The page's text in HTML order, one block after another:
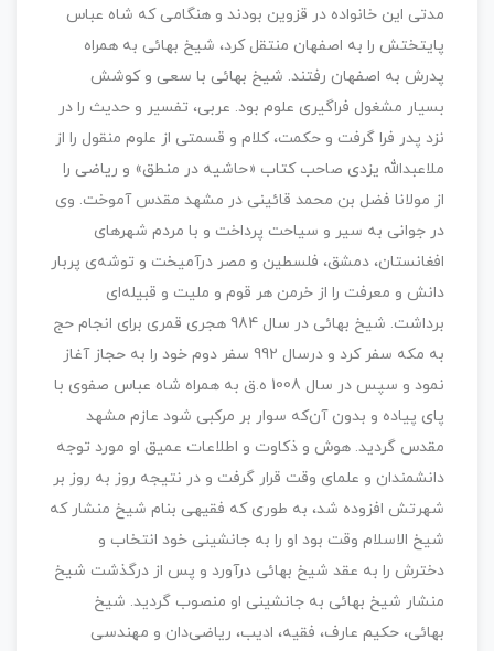
مدتی این خانواده در قزوین بودند و هنگامی که شاه عباس
پایتختش را به اصفهان منتقل کرد، شیخ بهائی به همراه
پدرش به اصفهان رفتند. شیخ بهائی با سعی و کوشش
بسیار مشغول فراگیری علوم بود. عربی، تفسیر و حدیث را در
نزد پدر فرا گرفت و حکمت، کلام و قسمتی از علوم منقول را از
ملاعبدالله یزدی صاحب کتاب «حاشیه در منطق» و ریاضی را
از مولانا فضل بن محمد قائینی در مشهد مقدس آموخت. وی
در جوانی به سیر و سیاحت پرداخت و با مردم شهرهای
افغانستان، دمشق، فلسطین و مصر درآمیخت و توشه‌ی پربار
دانش و معرفت را از خرمن هر قوم و ملیت و قبیله‌ای
برداشت. شیخ بهائی در سال 984 هجری قمری برای انجام حج
به مکه سفر کرد و درسال 992 سفر دوم خود را به حجاز آغاز
نمود و سپس در سال 1008 ه.ق به همراه شاه عباس صفوی با
پای پیاده و بدون آن‌که سوار بر مرکبی شود عازم مشهد
مقدس گردید. هوش و ذکاوت و اطلاعات عمیق او مورد توجه
دانشمندان و علمای وقت قرار گرفت و در نتیجه روز به روز بر
شهرتش افزوده شد، به طوری که فقیهی بنام شیخ منشار که
شیخ الاسلام وقت بود او را به جانشینی خود انتخاب و
دخترش را به عقد شیخ بهائی درآورد و پس از درگذشت شیخ
منشار شیخ بهائی به جانشینی او منصوب گردید. شیخ
بهائی، حکیم عارف، فقیه، ادیب، ریاضی‌دان و مهندسی